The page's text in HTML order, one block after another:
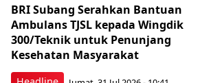
BRI Subang Serahkan Bantuan
Ambulans TJSL kepada Wingdik
300/Teknik untuk Penunjang
Kesehatan Masyarakat ​